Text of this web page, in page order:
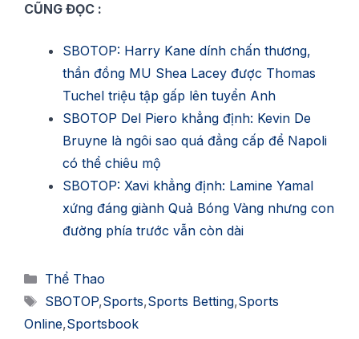
CŨNG ĐỌC :
SBOTOP: Harry Kane dính chấn thương,
thần đồng MU Shea Lacey được Thomas
Tuchel triệu tập gấp lên tuyển Anh
SBOTOP Del Piero khẳng định: Kevin De
Bruyne là ngôi sao quá đẳng cấp để Napoli
có thể chiêu mộ
SBOTOP: Xavi khẳng định: Lamine Yamal
xứng đáng giành Quả Bóng Vàng nhưng con
đường phía trước vẫn còn dài
Danh
mục
Thể Thao
Thẻ
SBOTOP,Sports,Sports Betting,Sports
Online,Sportsbook